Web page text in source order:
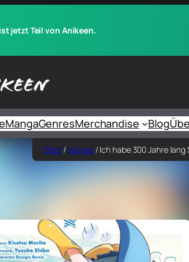
jetzt Teil von Anikeen.
MangaGenresMerchandise Blog
Start/ Manga / Ich habe 300 Jahre